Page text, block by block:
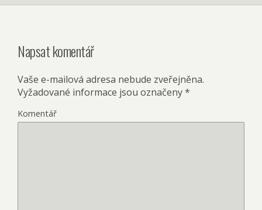
Napsat komentář
Vaše e-mailová adresa nebude zveřejněna.
Vyžadované informace jsou označeny*
Komentář